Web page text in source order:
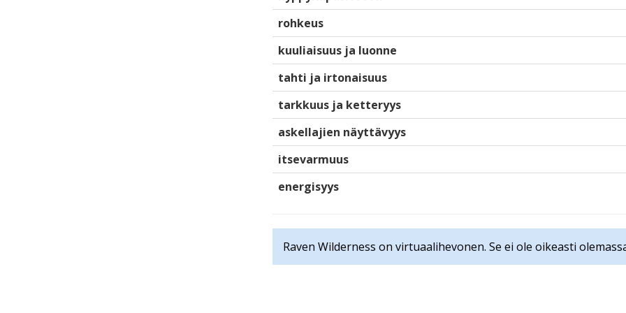
rohkeus
kuuliaisuus ja luonne
tahti ja irtonaisuus
tarkkuus ja ketteryys
askellajien näyttävyys
itsevarmuus
energisyys
Raven Wilderness on virtuaalihevonen. Se ei ole oikeasti